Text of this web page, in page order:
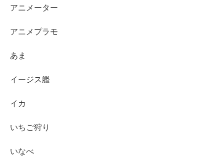
アニメーター
アニメプラモ
あま
イージス艦
イカ
いちご狩り
いなべ